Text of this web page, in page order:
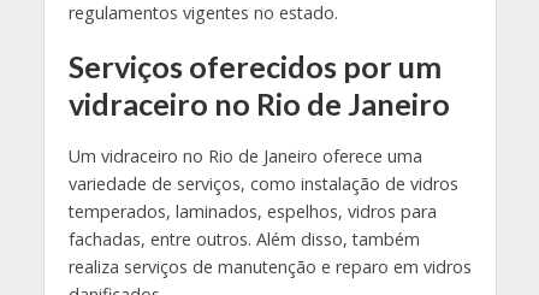
regulamentos vigentes no estado.
Serviços oferecidos por um
vidraceiro no Rio de Janeiro
Um vidraceiro no Rio de Janeiro oferece uma
variedade de serviços, como instalação de vidros
temperados, laminados, espelhos, vidros para
fachadas, entre outros. Além disso, também
realiza serviços de manutenção e reparo em vidros